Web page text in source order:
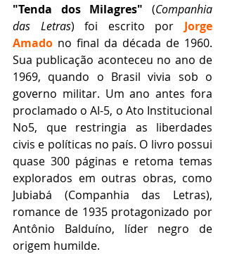
"Tenda dos Milagres" (Companhia
das Letras) foi escrito por Jorge
Amado no final da década de 1960.
Sua publicação aconteceu no ano de
1969, quando o Brasil vivia sob o
governo militar. Um ano antes fora
proclamado o AI-5, o Ato Institucional
No5, que restringia as liberdades
civis e políticas no país. O livro possui
quase 300 páginas e retoma temas
explorados em outras obras, como
Jubiabá (Companhia das Letras),
romance de 1935 protagonizado por
Antônio Balduíno, líder negro de
origem humilde.